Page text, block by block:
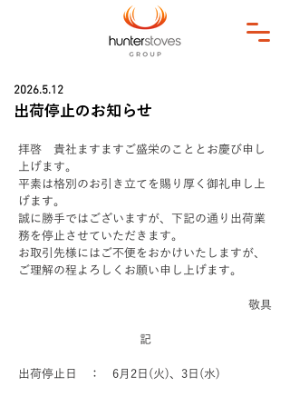
2026.5.12
出荷停止のお知らせ
拝啓　貴社ますますご盛栄のこととお慶び申し
上げます。
平素は格別のお引き立てを賜り厚く御礼申し上
げます。
誠に勝手ではございますが、下記の通り出荷業
務を停止させていただきます。
お取引先様にはご不便をおかけいたしますが、
ご理解の程よろしくお願い申し上げます。
敬具
記
出荷停止日　：　6月2日(火)、3日(水)